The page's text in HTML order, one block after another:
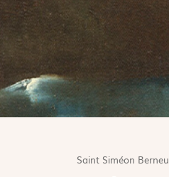
Saint Siméon